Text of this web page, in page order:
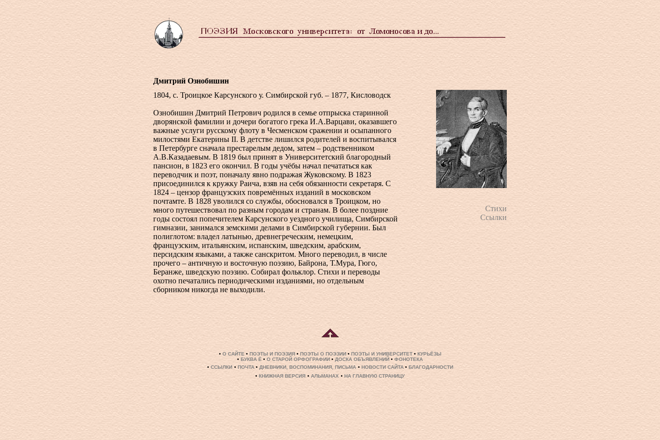
Дмитрий Ознобишин
1804, с. Троицкое Карсунского у. Симбирской губ. – 1877, Кисловодск
Ознобишин Дмитрий Петрович родился в семье отпрыска старинной
дворянской фамилии и дочери богатого грека И.А.Варцави, оказавшего
важные услуги русскому флоту в Чесменском сражении и осыпанного
милостями Екатерины II. В детстве лишился родителей и воспитывался
в Петербурге сначала престарелым дедом, затем – родственником
А.В.Казадаевым. В 1819 был принят в Университетский благородный
пансион, в 1823 его окончил. В годы учёбы начал печататься как
переводчик и поэт, поначалу явно подражая Жуковскому. В 1823
присоединился к кружку Раича, взяв на себя обязанности секретаря. С
1824 – цензор французских повремённых изданий в московском
почтамте. В 1828 уволился со службы, обосновался в Троицком, но
много путешествовал по разным городам и странам. В более поздние
годы состоял попечителем Карсунского уездного училища, Симбирской
гимназии, занимался земскими делами в Симбирской губернии. Был
полиглотом: владел латынью, древнегреческим, немецким,
французским, итальянским, испанским, шведским, арабским,
персидским языками, а также санскритом. Много переводил, в числе
прочего – античную и восточную поэзию, Байрона, Т.Мура, Гюго,
Беранже, шведскую поэзию. Собирал фольклор. Стихи и переводы
охотно печатались периодическими изданиями, но отдельным
сборником никогда не выходили.
Стихи
Ссылки